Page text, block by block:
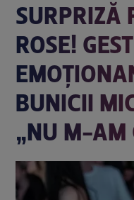
SURPRIZĂ
ROSE!
BUNICII
„NU M-AM